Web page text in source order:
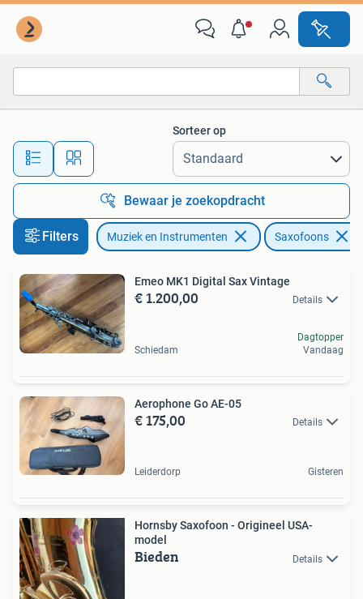
Alle afstanden…
Sorteer op
Bewaar je zoekopdracht
Filters Muziek en Instrumenten Saxofoons
Emeo MK1 Digital Sax Vintage
€ 1.200,00 Details
Schiedam
Dagtopper
Vandaag
Aerophone Go AE-05
€ 175,00 Details
Leiderdorp Gisteren
Hornsby Saxofoon - Origineel USA-
model
Bieden Details